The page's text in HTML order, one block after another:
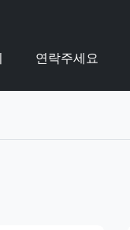
연락주세요